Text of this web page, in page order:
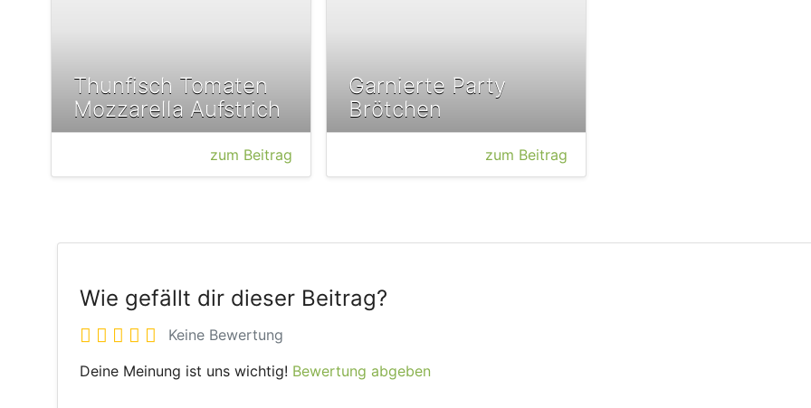
Thunfisch Tomaten
Mozzarella Aufstrich
zum Beitrag
Garnierte Party
Brötchen
zum Beitrag
Wie gefällt dir dieser Beitrag?
Keine Bewertung
Deine Meinung ist uns wichtig! Bewertung abgeben